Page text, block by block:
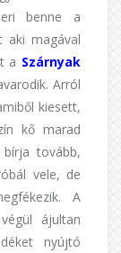
benne a
aki magával
a Szárnyak
Arról
kiesett,
kő marad
tovább,
vele, de
A
végül ájultan
nyújtó